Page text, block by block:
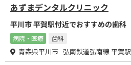
あずまデンタルクリニック
平川市 平賀駅付近でおすすめの歯科
病院・医療 歯科
青森県平川市 弘南鉄道弘南線 平賀駅